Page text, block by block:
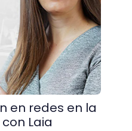
en redes en la
Laia